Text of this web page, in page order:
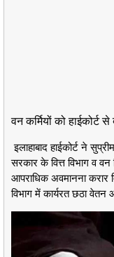
वन कर्मियों को
इलाहाबाद हाईकोर्ट ने
सरकार के वित्त विभाग व
आपराधिक अवमानना करार
विभाग में कार्यरत छठा वेतन